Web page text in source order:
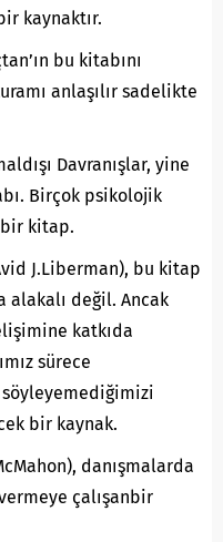
kaynaktır.
bu kitabını
anlaşılır sadelikte
Davranışlar, yine
Birçok psikolojik
bir kitap.
J.Liberman), bu kitap
alakalı değil. Ancak
katkıda
sürece
söyleyemediğimizi
bir kaynak.
danışmalarda
çalışanbir